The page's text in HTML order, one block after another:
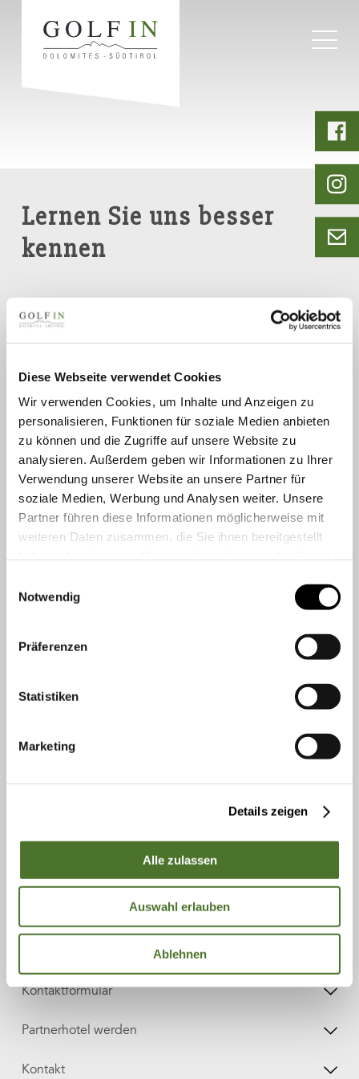
Diese Webseite verwendet Cookies
Wir verwenden Cookies, um Inhalte und Anzeigen zu
personalisieren, Funktionen für soziale Medien anbieten
zu können und die Zugriffe auf unsere Website zu
analysieren. Außerdem geben wir Informationen zu Ihrer
Verwendung unserer Website an unsere Partner für
soziale Medien, Werbung und Analysen weiter. Unsere
Partner führen diese Informationen möglicherweise mit
weiteren Daten zusammen, die Sie ihnen bereitgestellt
Notwendig
Präferenzen
Statistiken
Marketing
Details zeigen
Alle zulassen
Auswahl erlauben
Ablehnen
Startseite Golfhotel
Newsletter
Anmelden
Kontaktformular
Partnerhotel werden
Lernen Sie uns besser
kennen
Kontakt